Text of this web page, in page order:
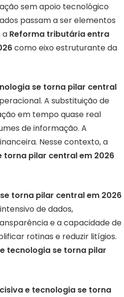
sem apoio tecnológico
passam a ser elementos
a Reforma tributária entra
como eixo estruturante da
se torna pilar central
A substituição de
em tempo quase real
de informação. A
Nesse contexto, a
pilar central em 2026
torna pilar central em 2026
de dados,
e a capacidade de
rotinas e reduzir litígios.
tecnologia se torna pilar
e tecnologia se torna